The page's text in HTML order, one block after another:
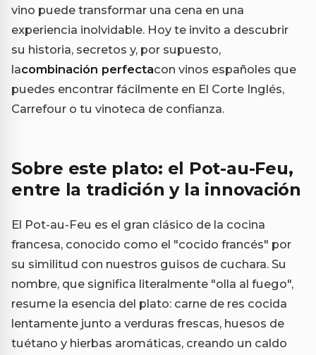
vino puede transformar una cena en una
experiencia inolvidable. Hoy te invito a descubrir
su historia, secretos y, por supuesto,
lacombinación perfectacon vinos españoles que
puedes encontrar fácilmente en El Corte Inglés,
Carrefour o tu vinoteca de confianza.
Sobre este plato: el Pot-au-Feu,
entre la tradición y la innovación
El Pot-au-Feu es el gran clásico de la cocina
francesa, conocido como el "cocido francés" por
su similitud con nuestros guisos de cuchara. Su
nombre, que significa literalmente "olla al fuego",
resume la esencia del plato: carne de res cocida
lentamente junto a verduras frescas, huesos de
tuétano y hierbas aromáticas, creando un caldo